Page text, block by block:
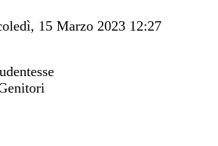
15 Marzo 2023 12:27